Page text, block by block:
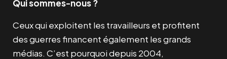
Qui sommes-nous ?
Ceux qui exploitent les travailleurs et profitent
des guerres financent également les grands
médias. C’est pourquoi depuis 2004,